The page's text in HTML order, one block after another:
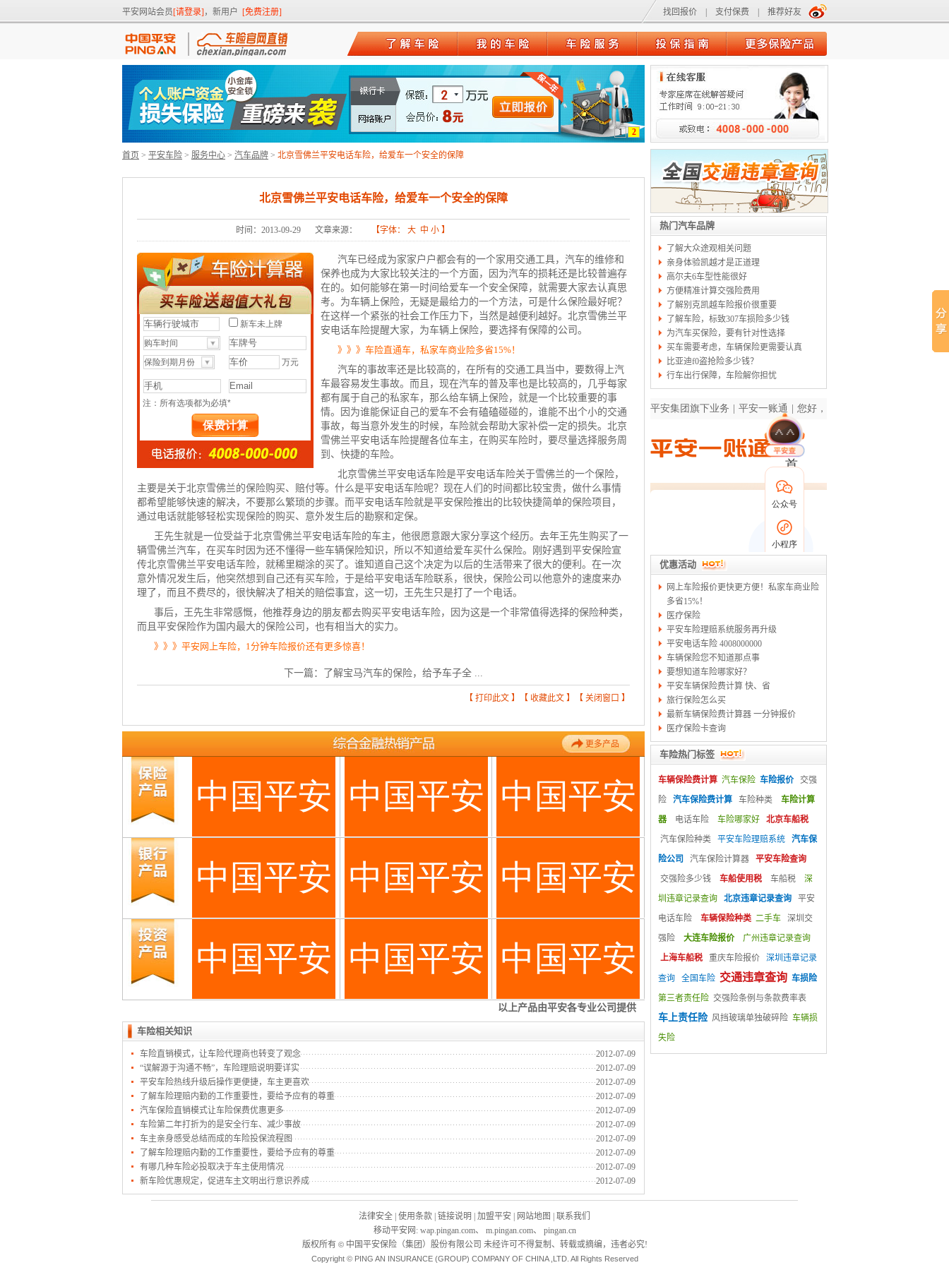
平安网站会员[请登录] ，新用户 [免费注册] 找回报价 支付保费 推荐好友
热门汽车品牌
了解大众途观相关问题
亲身体验凯越才是正道理
高尔夫6车型性能很好
方便精准计算交强险费用
了解别克凯越车险报价很重要
了解车险，标致307车损险多少钱
为汽车买保险，要有针对性选择
买车需要考虑，车辆保险更需要认真
比亚迪f0盗抢险多少钱？
行车出行保障，车险解你担忧
优惠活动
网上车险报价更快更方便！私家车商业险
多省15%！
医疗保险
平安车险理赔系统服务再升级
平安电话车险 4008000000
车辆保险您不知道那点事
要想知道车险哪家好？
平安车辆保险费计算 快、省
旅行保险怎么买
最新车辆保险费计算器 一分钟报价
医疗保险卡查询
车险热门标签
车辆保险费计算 汽车保险 车险报价
交强
险
汽车保险费计算 车险种类
车险计算
器
电话车险 车险哪家好
北京车船税
汽车保险种类
平安车险理赔系统
汽车保
险公司
汽车保险计算器
平安车险查询
交强险多少钱
车船使用税 车船税
深
圳违章记录查询
北京违章记录查询
平安
电话车险
车辆保险种类 二手车
深圳交
强险
大连车险报价
广州违章记录查询
上海车船税
重庆车险报价 深圳违章记录
查询 全国车险 交通违章查询 车损险
第三者责任险 交强险条例与条款费率表
车上责任险 风挡玻璃单独破碎险 车辆损
失险
1 2
首页 > 平安车险 > 服务中心 > 汽车品牌 > 北京雪佛兰平安电话车险，给爱车一个安全的保障
北京雪佛兰平安电话车险，给爱车一个安全的保障
时间：2013-09-29 文章来源： 【字体： 大 中 小 】
汽车已经成为家家户户都会有的一个家用交通工具，汽车的维修和
保养也成为大家比较关注的一个方面，因为汽车的损耗还是比较普遍存
在的。如何能够在第一时间给爱车一个安全保障，就需要大家去认真思
考。为车辆上保险，无疑是最给力的一个方法，可是什么保险最好呢？
在这样一个紧张的社会工作压力下，当然是越便利越好。北京雪佛兰平
安电话车险提醒大家，为车辆上保险，要选择有保障的公司。
》》》车险直通车，私家车商业险多省15%！
汽车的事故率还是比较高的，在所有的交通工具当中，要数得上汽
车最容易发生事故。而且，现在汽车的普及率也是比较高的，几乎每家
都有属于自己的私家车，那么给车辆上保险，就是一个比较重要的事
情。因为谁能保证自己的爱车不会有磕磕碰碰的，谁能不出个小的交通
事故，每当意外发生的时候，车险就会帮助大家补偿一定的损失。北京
雪佛兰平安电话车险提醒各位车主，在购买车险时，要尽量选择服务周
到、快捷的车险。
北京雪佛兰平安电话车险是平安电话车险关于雪佛兰的一个保险，
主要是关于北京雪佛兰的保险购买、赔付等。什么是平安电话车险呢？现在人们的时间都比较宝贵，做什么事情
都希望能够快速的解决，不要那么繁琐的步骤。而平安电话车险就是平安保险推出的比较快捷简单的保险项目，
通过电话就能够轻松实现保险的购买、意外发生后的勘察和定保。
王先生就是一位受益于北京雪佛兰平安电话车险的车主，他很愿意跟大家分享这个经历。去年王先生购买了一
辆雪佛兰汽车，在买车时因为还不懂得一些车辆保险知识，所以不知道给爱车买什么保险。刚好遇到平安保险宣
传北京雪佛兰平安电话车险，就稀里糊涂的买了。谁知道自己这个决定为以后的生活带来了很大的便利。在一次
意外情况发生后，他突然想到自己还有买车险，于是给平安电话车险联系，很快， 保险公司 以他意外的速度来办
理了，而且不费尽的，很快解决了相关的赔偿事宜，这一切，王先生只是打了一个电话。
事后，王先生非常感慨，他推荐身边的朋友都去购买平安电话车险，因为这是一个非常值得选择的保险种类，
而且 平安保险作为国内最大的保险公司，也有相当大的实力。
》》》平安网上车险，1分钟车险报价还有更多惊喜！
下一篇： 了解宝马汽车的保险，给予车子全 ...
【 打印此文 】【 收藏此文 】【 关闭窗口 】
车险相关知识
车险直销模式，让车险代理商也转变了观念
2012-07-09
“误解源于沟通不畅”，车险理赔说明要详实
2012-07-09
平安车险热线升级后操作更便捷，车主更喜欢
2012-07-09
了解车险理赔内勤的工作重要性，要给予应有的尊重
2012-07-09
汽车保险直销模式让车险保费优惠更多
2012-07-09
车险第二年打折为的是安全行车、减少事故
2012-07-09
车主亲身感受总结而成的车险投保流程图
2012-07-09
了解车险理赔内勤的工作重要性，要给予应有的尊重
2012-07-09
有哪几种车险必投取决于车主使用情况
2012-07-09
新车险优惠规定，促进车主文明出行意识养成
2012-07-09
法律安全 使用条款 链接说明 加盟平安 网站地图
联系我们
移动平安网 : wap.pingan.com、 m.pingan.com、 pingan.cn
版权所有 ©中国平安保险（集团）股份有限公司 未经许可不得复制、转载或摘编，违者必究!
Copyright © PING AN INSURANCE (GROUP) COMPANY OF CHINA ,LTD. All Rights Reserved